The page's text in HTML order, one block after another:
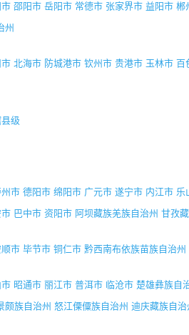
邵阳市 岳阳市 常德市 张家界市 益阳市 郴
州
北海市 防城港市 钦州市 贵港市 玉林市 百
级
州市 德阳市 绵阳市 广元市 遂宁市 内江市 乐
巴中市 资阳市 阿坝藏族羌族自治州 甘孜
顺市 毕节市 铜仁市 黔西南布依族苗族自治州
昭通市 丽江市 普洱市 临沧市 楚雄彝族自
颇族自治州 怒江傈僳族自治州 迪庆藏族自治